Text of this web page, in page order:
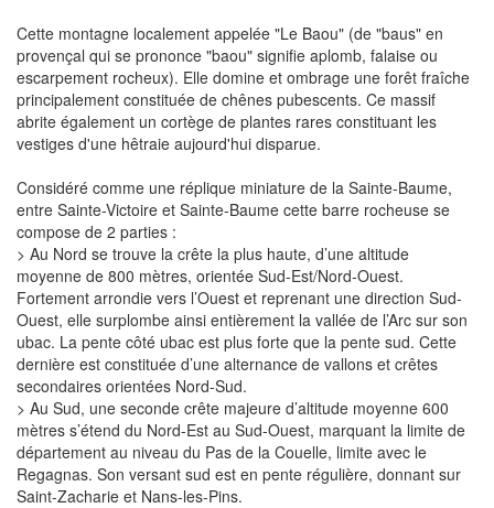
Cette montagne localement appelée "Le Baou" (de "baus" en
provençal qui se prononce "baou" signifie aplomb, falaise ou
escarpement rocheux). Elle domine et ombrage une forêt fraîche
principalement constituée de chênes pubescents. Ce massif
abrite également un cortège de plantes rares constituant les
vestiges d'une hêtraie aujourd'hui disparue.
Considéré comme une réplique miniature de la Sainte-Baume,
entre Sainte-Victoire et Sainte-Baume cette barre rocheuse se
compose de 2 parties :
> Au Nord se trouve la crête la plus haute, d’une altitude
moyenne de 800 mètres, orientée Sud-Est/Nord-Ouest.
Fortement arrondie vers l’Ouest et reprenant une direction Sud-
Ouest, elle surplombe ainsi entièrement la vallée de l’Arc sur son
ubac. La pente côté ubac est plus forte que la pente sud. Cette
dernière est constituée d’une alternance de vallons et crêtes
secondaires orientées Nord-Sud.
> Au Sud, une seconde crête majeure d’altitude moyenne 600
mètres s’étend du Nord-Est au Sud-Ouest, marquant la limite de
département au niveau du Pas de la Couelle, limite avec le
Regagnas. Son versant sud est en pente régulière, donnant sur
Saint-Zacharie et Nans-les-Pins.